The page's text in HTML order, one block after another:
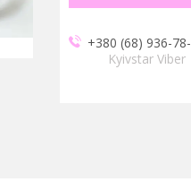
+380 (68) 936-
Kyivstar Viber